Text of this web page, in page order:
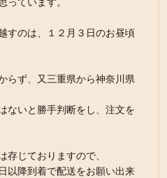
すのは、１２月３日のお昼頃
らず、又三重県から神奈川県
ないと勝手判断をし、注文を
存じておりますので、
以降到着で配送をお願い出来